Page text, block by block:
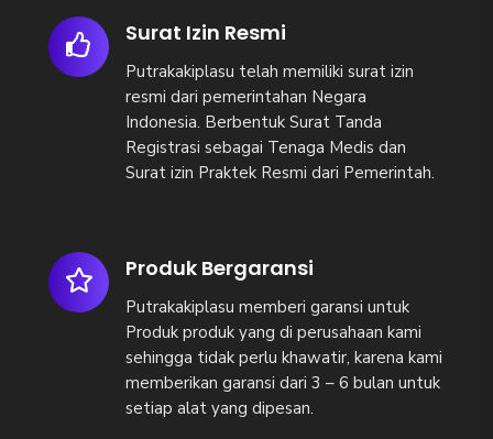
Surat Izin Resmi
Putrakakiplasu telah memiliki surat izin
resmi dari pemerintahan Negara
Indonesia. Berbentuk Surat Tanda
Registrasi sebagai Tenaga Medis dan
Surat izin Praktek Resmi dari Pemerintah.
Produk Bergaransi
Putrakakiplasu memberi garansi untuk
Produk produk yang di perusahaan kami
sehingga tidak perlu khawatir, karena kami
memberikan garansi dari 3 – 6 bulan untuk
setiap alat yang dipesan.